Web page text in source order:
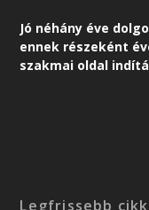
Jó néhány éve
ennek részeként é
szakmai oldal
Legfrissebb